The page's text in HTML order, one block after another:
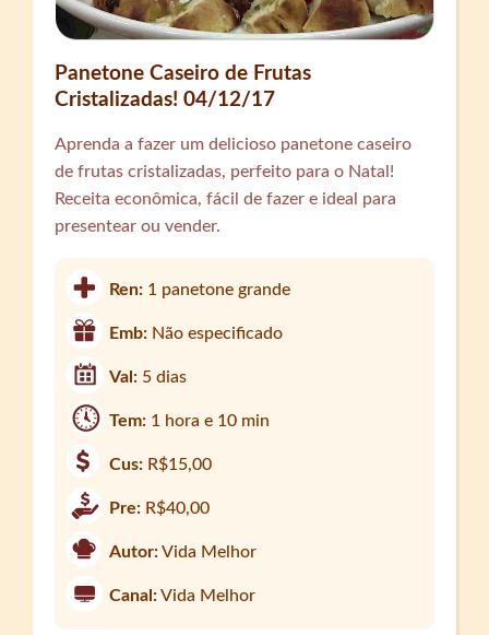
Panetone Caseiro de Frutas
Cristalizadas! 04/12/17
Aprenda a fazer um delicioso panetone caseiro
de frutas cristalizadas, perfeito para o Natal!
Receita econômica, fácil de fazer e ideal para
presentear ou vender.
Ren: 1 panetone grande
Emb: Não especificado
Val: 5 dias
Tem: 1 hora e 10 min
Cus: R$15,00
Pre: R$40,00
Autor:Vida Melhor
Canal:Vida Melhor